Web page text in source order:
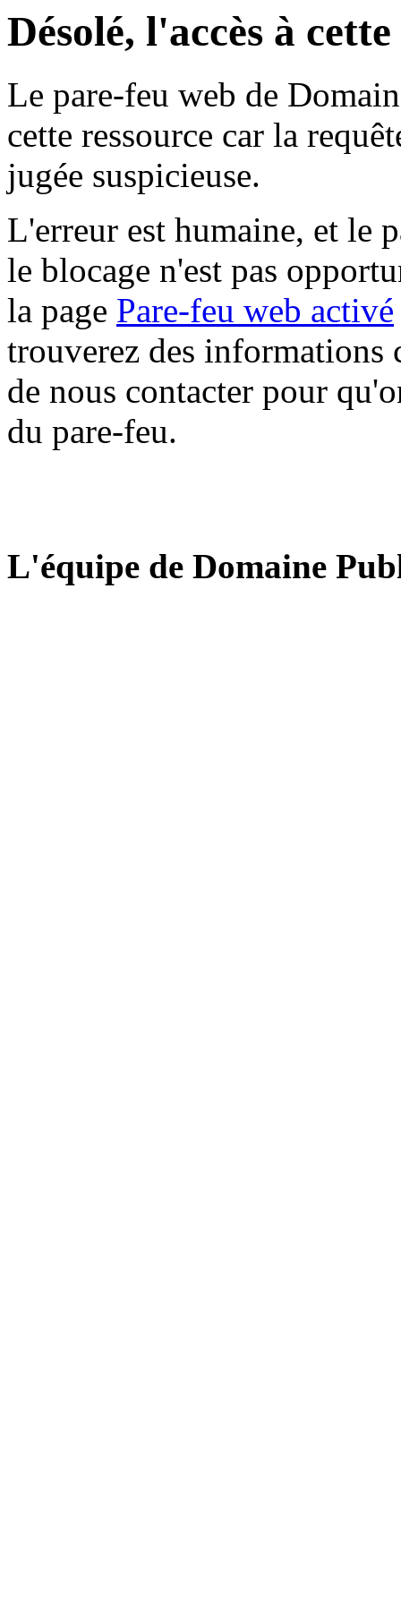
Désolé, l'accès à
Le pare-feu web de
cette ressource car la
jugée suspicieuse.
L'erreur est humaine, et le
le blocage n'est pas
la page Pare-feu web activé
trouverez des informations
de nous contacter pour
du pare-feu.
L'équipe de Domaine